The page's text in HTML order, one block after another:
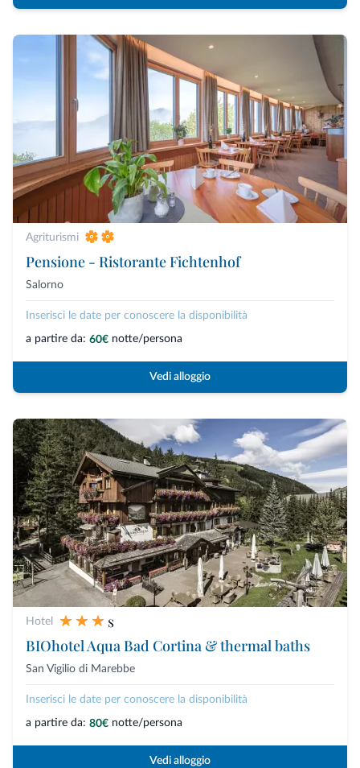
Agriturismi
Pensione - Ristorante Fichtenhof
Salorno
Inserisci le date per conoscere la disponibilità
a partire da: 60€ notte/persona
Vedi alloggio
Hotel
s
BIOhotel Aqua Bad Cortina & thermal baths
San Vigilio di Marebbe
Inserisci le date per conoscere la disponibilità
a partire da: 80€ notte/persona
Vedi alloggio